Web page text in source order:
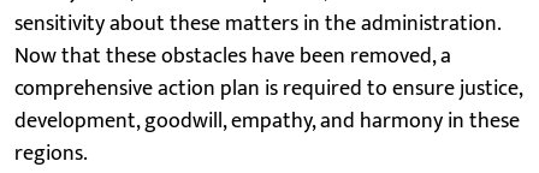
sensitivity about these matters in the administration.
Now that these obstacles have been removed, a
comprehensive action plan is required to ensure justice,
development, goodwill, empathy, and harmony in these
regions.